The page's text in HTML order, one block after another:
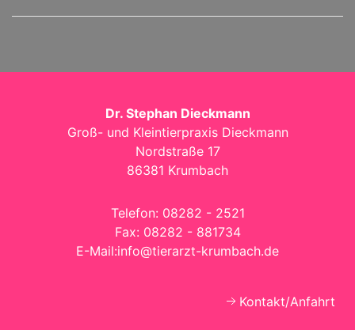
Dr. Stephan Dieckmann
Groß- und Kleintierpraxis Dieckmann
Nordstraße 17
86381 Krumbach
Telefon: 08282 - 2521
Fax: 08282 - 881734
E-Mail:info@tierarzt-krumbach.de
Kontakt/Anfahrt